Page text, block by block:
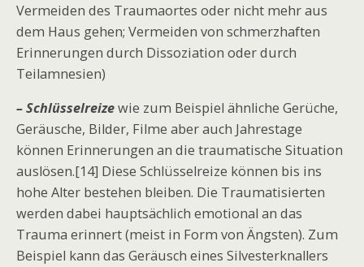
Vermeiden des Traumaortes oder nicht mehr aus
dem Haus gehen; Vermeiden von schmerzhaften
Erinnerungen durch Dissoziation oder durch
Teilamnesien)
– Schlüsselreizewie zum Beispiel ähnliche Gerüche,
Geräusche, Bilder, Filme aber auch Jahrestage
können Erinnerungen an die traumatische Situation
auslösen.[14] Diese Schlüsselreize können bis ins
hohe Alter bestehen bleiben. Die Traumatisierten
werden dabei hauptsächlich emotional an das
Trauma erinnert (meist in Form von Ängsten). Zum
Beispiel kann das Geräusch eines Silvesterknallers